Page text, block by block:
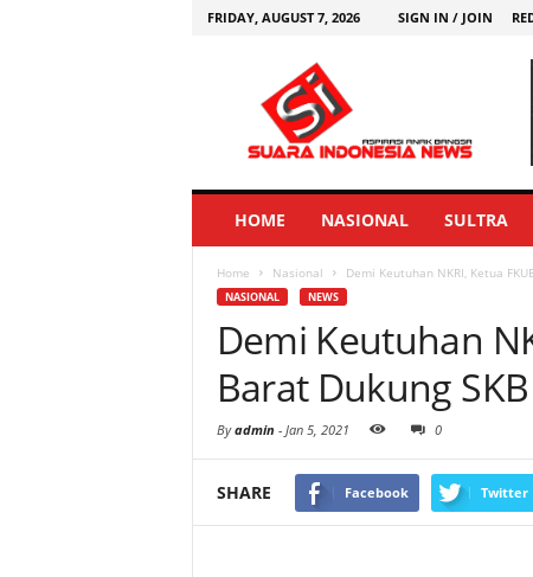
FRIDAY, AUGUST 7, 2026 SIGN IN / JOIN
HOME NASIONAL SULTRA
Home Nasional Demi Keutuhan NKRI, Ketua
NASIONAL NEWS
Demi Keutuhan
Barat Dukung
Byadmin - Jan 5, 2021 0
SHARE Facebook Twitter